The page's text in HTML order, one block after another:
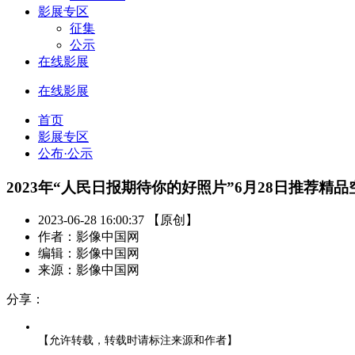
影展专区
征集
公示
在线影展
在线影展
首页
影展专区
公布·公示
2023年“人民日报期待你的好照片”6月28日推荐精品
2023-06-28 16:00:37 【原创】
作者：影像中国网
编辑：影像中国网
来源：影像中国网
分享：
【允许转载，转载时请标注来源和作者】